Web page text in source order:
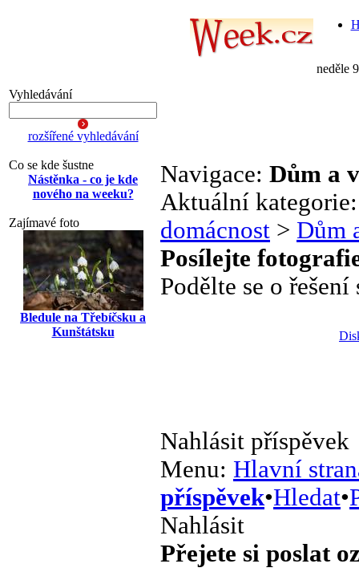
neděle
Vyhledávání
rozšířené vyhledávání
Co se kde šustne
Nástěnka - co je kde
nového na weeku?
Zajímavé foto
Bledule na Třebíčsku a
Kunštátsku
Navigace: Dům a
Aktuální
domácnost > Dům
Posílejte
Podělte se o
Nahlásit příspěvek
Menu: Hlavní
příspěvek•Hledat•
Nahlásit
Přejete si poslat